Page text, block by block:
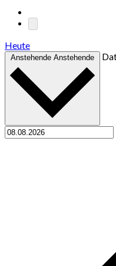
Heute
Anstehende Anstehende